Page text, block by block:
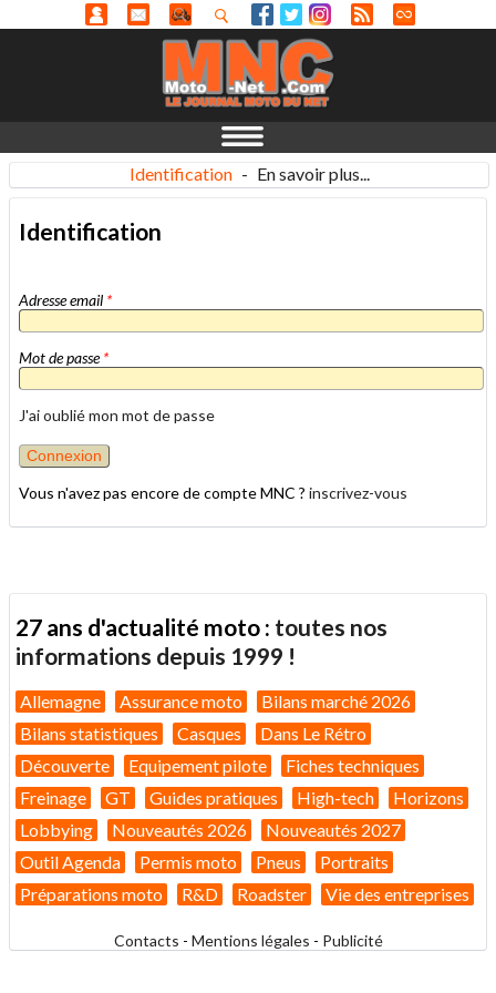
Identification - En savoir plus...
Identification
Adresse email *
Mot de passe*
J'ai oublié mon mot de passe
Vous n'avez pas encore de compte MNC ? inscrivez-vous
27 ans d'actualité moto : toutes nos
informations depuis 1999 !
Allemagne Assurance moto
Bilans marché 2026
Bilans statistiques
Casques
Dans Le Rétro
Découverte
Equipement pilote
Fiches techniques
Freinage
GT Guides pratiques High-tech
Horizons
Lobbying
Nouveautés 2026
Nouveautés 2027
Outil Agenda
Permis moto Pneus
Portraits
Préparations moto
R&D Roadster Vie des entreprises
Contacts - Mentions légales - Publicité